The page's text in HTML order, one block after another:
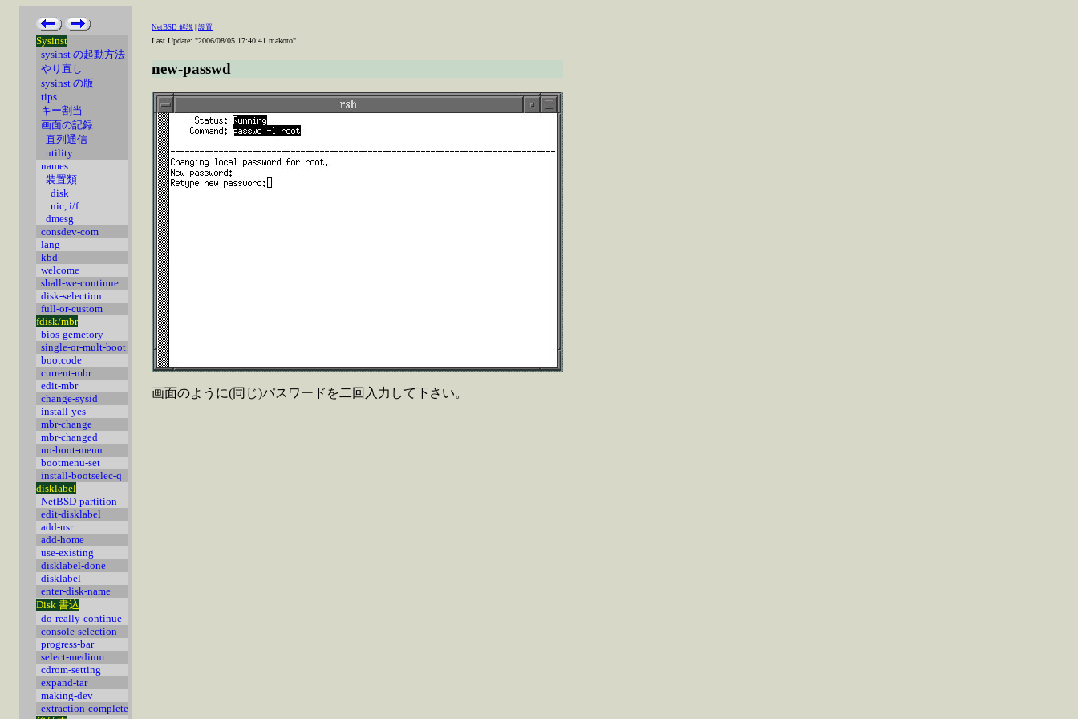
Sysinst
sysinst の起動方法
やり直し
sysinst の版
tips
キー割当
画面の記録
直列通信
utility
names
装置類
disk
nic, i/f
dmesg
consdev-com
lang
kbd
welcome
shall-we-continue
disk-selection
full-or-custom
fdisk/mbr
bios-gemetory
single-or-mult-boot
bootcode
current-mbr
edit-mbr
change-sysid
install-yes
mbr-change
mbr-changed
no-boot-menu
bootmenu-set
install-bootselec-q
disklabel
NetBSD-partition
edit-disklabel
add-usr
add-home
use-existing
disklabel-done
disklabel
enter-disk-name
Disk 書込
do-really-continue
console-selection
progress-bar
select-medium
cdrom-setting
expand-tar
making-dev
extraction-complete
NetBSD 解説 設置
Last Update: "2006/08/05 17:40:41 makoto"
new-passwd
画面のように(同じ)パスワードを二回入力して下さい。